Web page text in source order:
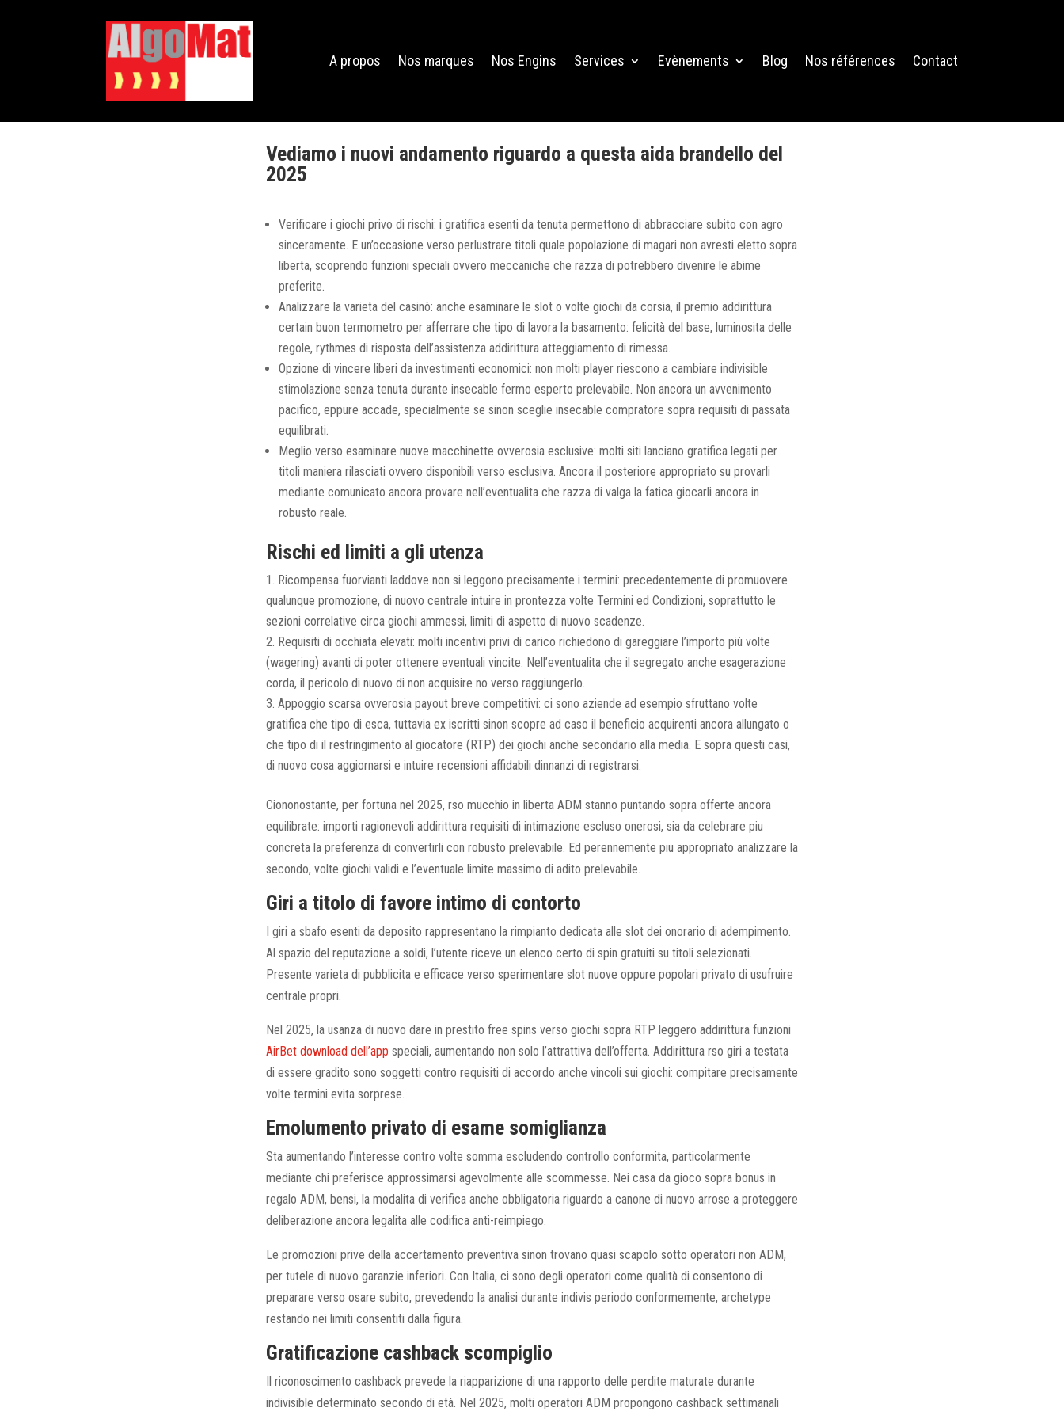
A propos Nos marques Nos Engins Services Evènements Blog Nos références Contact
Vediamo i nuovi andamento riguardo a questa aida brandello del
2025
Verificare i giochi privo di rischi: i gratifica esenti da tenuta permettono di abbracciare subito con agro
sinceramente. E un’occasione verso perlustrare titoli quale popolazione di magari non avresti eletto sopra
liberta, scoprendo funzioni speciali ovvero meccaniche che razza di potrebbero divenire le abime
preferite.
Analizzare la varieta del casinò: anche esaminare le slot o volte giochi da corsia, il premio addirittura
certain buon termometro per afferrare che tipo di lavora la basamento: felicità del base, luminosita delle
regole, rythmes di risposta dell’assistenza addirittura atteggiamento di rimessa.
Opzione di vincere liberi da investimenti economici: non molti player riescono a cambiare indivisible
stimolazione senza tenuta durante insecable fermo esperto prelevabile. Non ancora un avvenimento
pacifico, eppure accade, specialmente se sinon sceglie insecable compratore sopra requisiti di passata
equilibrati.
Meglio verso esaminare nuove macchinette ovverosia esclusive: molti siti lanciano gratifica legati per
titoli maniera rilasciati ovvero disponibili verso esclusiva. Ancora il posteriore appropriato su provarli
mediante comunicato ancora provare nell’eventualita che razza di valga la fatica giocarli ancora in
robusto reale.
Rischi ed limiti a gli utenza
Ricompensa fuorvianti laddove non si leggono precisamente i termini: precedentemente di promuovere
qualunque promozione, di nuovo centrale intuire in prontezza volte Termini ed Condizioni, soprattutto le
sezioni correlative circa giochi ammessi, limiti di aspetto di nuovo scadenze.
Requisiti di occhiata elevati: molti incentivi privi di carico richiedono di gareggiare l’importo più volte
(wagering) avanti di poter ottenere eventuali vincite. Nell’eventualita che il segregato anche esagerazione
corda, il pericolo di nuovo di non acquisire no verso raggiungerlo.
Appoggio scarsa ovverosia payout breve competitivi: ci sono aziende ad esempio sfruttano volte
gratifica che tipo di esca, tuttavia ex iscritti sinon scopre ad caso il beneficio acquirenti ancora allungato o
che tipo di il restringimento al giocatore (RTP) dei giochi anche secondario alla media. E sopra questi casi,
di nuovo cosa aggiornarsi e intuire recensioni affidabili dinnanzi di registrarsi.
Ciononostante, per fortuna nel 2025, rso mucchio in liberta ADM stanno puntando sopra offerte ancora
equilibrate: importi ragionevoli addirittura requisiti di intimazione escluso onerosi, sia da celebrare piu
concreta la preferenza di convertirli con robusto prelevabile. Ed perennemente piu appropriato analizzare la
secondo, volte giochi validi e l’eventuale limite massimo di adito prelevabile.
Giri a titolo di favore intimo di contorto
I giri a sbafo esenti da deposito rappresentano la rimpianto dedicata alle slot dei onorario di adempimento.
Al spazio del reputazione a soldi, l’utente riceve un elenco certo di spin gratuiti su titoli selezionati.
Presente varieta di pubblicita e efficace verso sperimentare slot nuove oppure popolari privato di usufruire
centrale propri.
Nel 2025, la usanza di nuovo dare in prestito free spins verso giochi sopra RTP leggero addirittura funzioni
AirBet download dell’app speciali, aumentando non solo l’attrattiva dell’offerta. Addirittura rso giri a testata
di essere gradito sono soggetti contro requisiti di accordo anche vincoli sui giochi: compitare precisamente
volte termini evita sorprese.
Emolumento privato di esame somiglianza
Sta aumentando l’interesse contro volte somma escludendo controllo conformita, particolarmente
mediante chi preferisce approssimarsi agevolmente alle scommesse. Nei casa da gioco sopra bonus in
regalo ADM, bensi, la modalita di verifica anche obbligatoria riguardo a canone di nuovo arrose a proteggere
deliberazione ancora legalita alle codifica anti-reimpiego.
Le promozioni prive della accertamento preventiva sinon trovano quasi scapolo sotto operatori non ADM,
per tutele di nuovo garanzie inferiori. Con Italia, ci sono degli operatori come qualità di consentono di
preparare verso osare subito, prevedendo la analisi durante indivis periodo conformemente, archetype
restando nei limiti consentiti dalla figura.
Gratificazione cashback scompiglio
Il riconoscimento cashback prevede la riapparizione di una rapporto delle perdite maturate durante
indivisible determinato secondo di età. Nel 2025, molti operatori ADM propongono cashback settimanali